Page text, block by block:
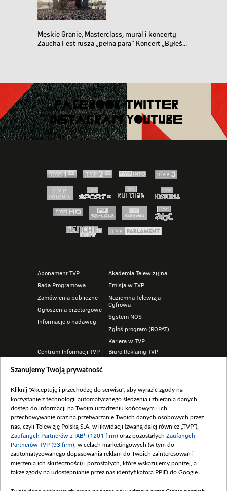
Męskie Granie, Masterclass, mural i koncerty -
Zaucha Fest rusza „pełną parą” Koncert „Byłeś...
FACEBOOK TWITTER
INSTAGRAM YOUTUBE
Abonament TVP
Rada Programowa
Zamówienia publiczne
Ogłoszenia przetargowe
Informacje o nadawcy
Akademia Telewizyjna
Emisja w TVP
Naziemna Telewizja
Cyfrowa
System NOS
Zgłoś program (ROPAT)
Kariera w TVP
Centrum Informacji TVP
Merchandising (znaki)
Biuro Reklamy TVP
Sklep TVP
BIP
REGULAMIN TVP.PL
POMOC
POLITYKA PRYWATNOŚCI
Szanujemy Twoją prywatność
Kliknij "Akceptuję i przechodzę do serwisu", aby wyrazić zgody na
korzystanie z technologii automatycznego śledzenia i zbierania danych,
dostęp do informacji na Twoim urządzeniu końcowym i ich
przechowywanie oraz na przetwarzanie Twoich danych osobowych przez
nas, czyli Telewizję Polską S.A. w likwidacji (zwaną dalej również „TVP”),
Zaufanych Partnerów z IAB* (1201 firm) oraz pozostałych Zaufanych
Partnerów TVP (93 firm) , w celach marketingowych (w tym do
zautomatyzowanego dopasowania reklam do Twoich zainteresowań i
mierzenia ich skuteczności) i pozostałych, które wskazujemy poniżej, a
także zgody na udostępnianie przez nas identyfikatora PPID do Google.